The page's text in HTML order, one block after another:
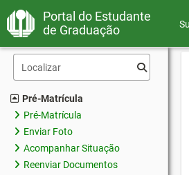
Portal do Estudante
de Graduação
Pré-Matrícula
Pré-Matrícula
Enviar Foto
Acompanhar Situação
Reenviar Documentos